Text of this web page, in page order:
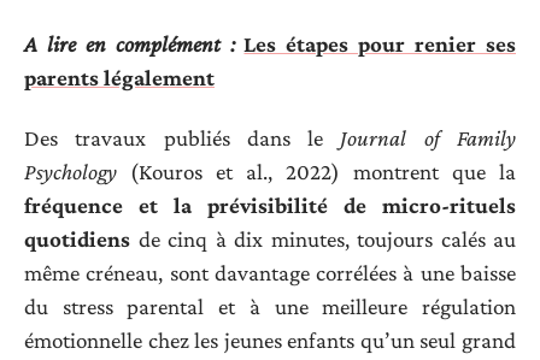
A lire en complément : Les étapes pour renier ses
parents légalement
Des travaux publiés dans le Journal of Family
Psychology (Kouros et al., 2022) montrent que la
fréquence et la prévisibilité de micro-rituels
quotidiens de cinq à dix minutes, toujours calés au
même créneau, sont davantage corrélées à une baisse
du stress parental et à une meilleure régulation
émotionnelle chez les jeunes enfants qu’un seul grand